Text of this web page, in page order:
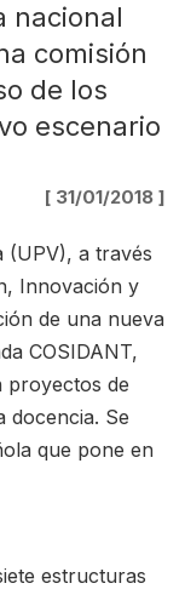
nacional
comisión
de los
escenario
[ 31/01/2018 ]
(UPV), a través
Innovación y
de una nueva
COSIDANT,
proyectos de
docencia. Se
que pone en
estructuras